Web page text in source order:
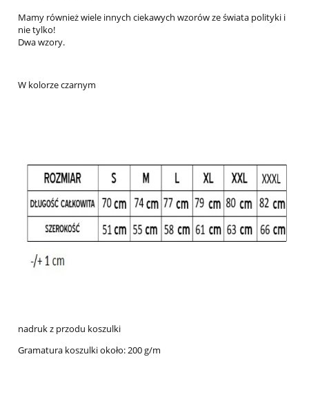
Mamy również wiele innych ciekawych wzorów ze świata polityki i
nie tylko!
Dwa wzory.
W kolorze czarnym
nadruk z przodu koszulki
Gramatura koszulki około: 200 g/m